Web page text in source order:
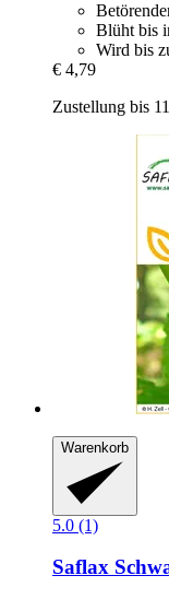
Blüht bis
Wird bis
€ 4,79
Zustellung bis
Warenkorb
5.0 (1)
Saflax